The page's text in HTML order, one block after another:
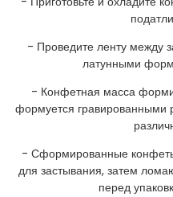
- Проведите ленту между
латунными
- Конфетная масса
формуется гравированными
- Сформированные
для застывания, затем
перед